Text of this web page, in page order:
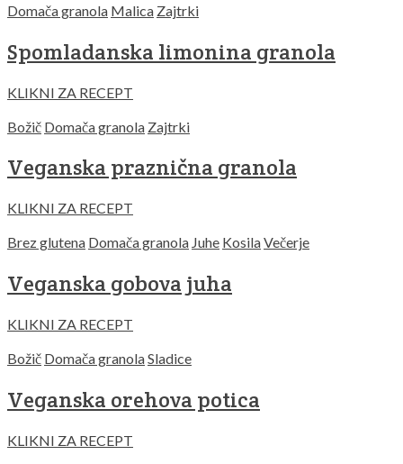
Domača granola Malica Zajtrki
Spomladanska limonina granola
KLIKNI ZA RECEPT
Božič Domača granola Zajtrki
Veganska praznična granola
KLIKNI ZA RECEPT
Brez glutena Domača granola Juhe KosilaVečerje
Veganska gobova juha
KLIKNI ZA RECEPT
Božič Domača granolaSladice
Veganska orehova potica
KLIKNI ZA RECEPT